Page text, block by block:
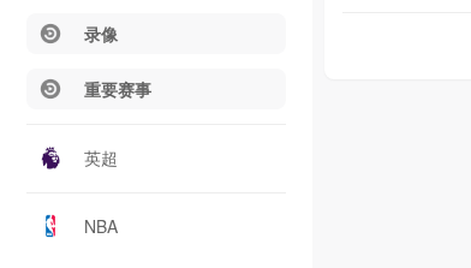
录像
重要赛事
英超
NBA